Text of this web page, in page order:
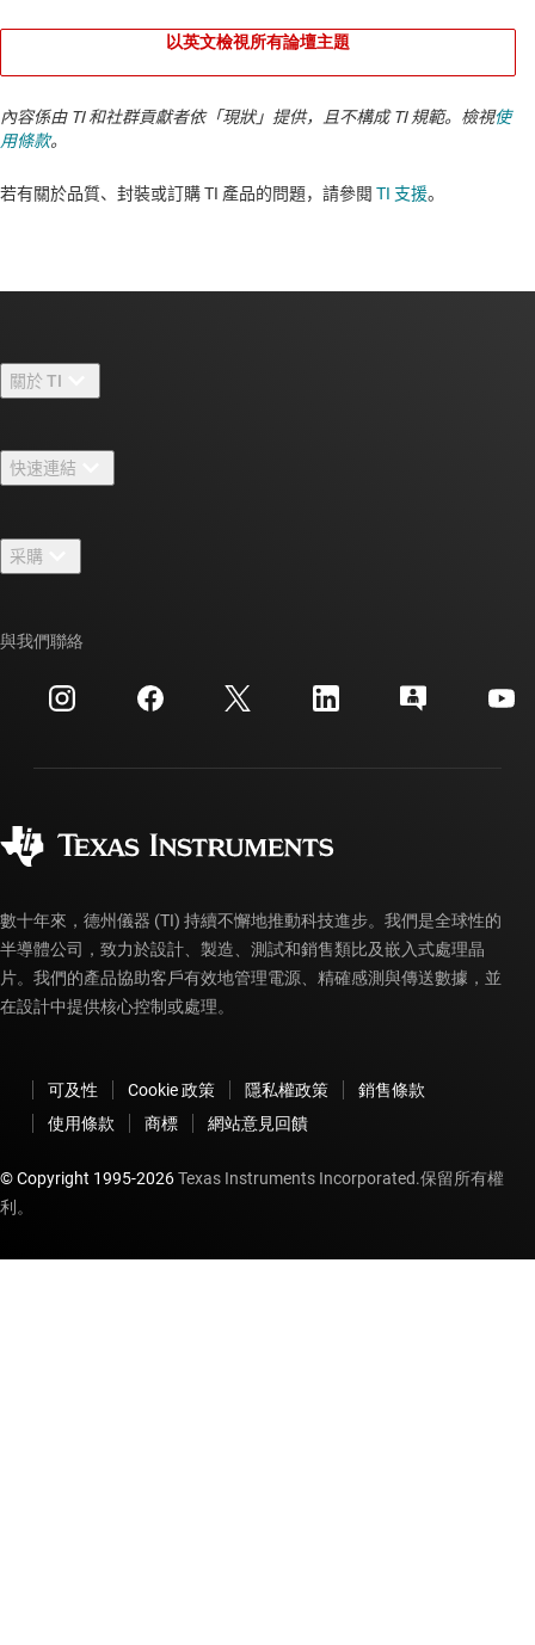
以英文檢視所有論壇主題
內容係由 TI 和社群貢獻者依「現狀」提供，且不構成 TI 規範。檢視使
用條款。
若有關於品質、封裝或訂購 TI 產品的問題，請參閱 TI 支援。​​​​​​​​​​​​​​
關於 TI
人才招募
新聞室
活動
投資人關系
快速連結
TI E2E™ 設計支援論壇
交互參考搜索
客戶支援中心
myTI 帳戶常見問題解答
采購
訂購 FAQ
與我們聯絡
數十年來，德州儀器 (TI) 持續不懈地推動科技進步。我們是全球性的
半導體公司，致力於設計、製造、測試和銷售類比及嵌入式處理晶
片。我們的產品協助客戶有效地管理電源、精確感測與傳送數據，並
在設計中提供核心控制或處理。
可及性 Cookie 政策 隱私權政策
銷售條款
使用條款
商標 網站意見回饋
© Copyright 1995-2026Texas Instruments Incorporated.保留所有權
利。